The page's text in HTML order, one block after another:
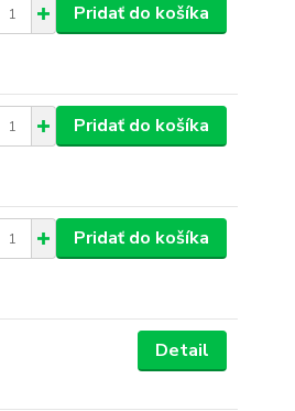
Pridať do košíka
Pridať do košíka
Pridať do košíka
Detail